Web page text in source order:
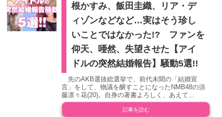
根かすみ、飯田圭織、リア・デ
ィゾンなどなど…実はそう珍し
いことではなかった!? ファンを
仰天、唖然、失望させた【アイ
ドルの突然結婚報告】騒動5選!!
先のAKB選抜総選挙で、前代未聞の「結婚宣
言」をして、物議を醸すことになったNMB48の須
藤凛々花(20)。自身の著書よろしく、あえて...
記事を読む